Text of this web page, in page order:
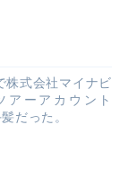
株式会社マイナビ
アーアカウント
だった。